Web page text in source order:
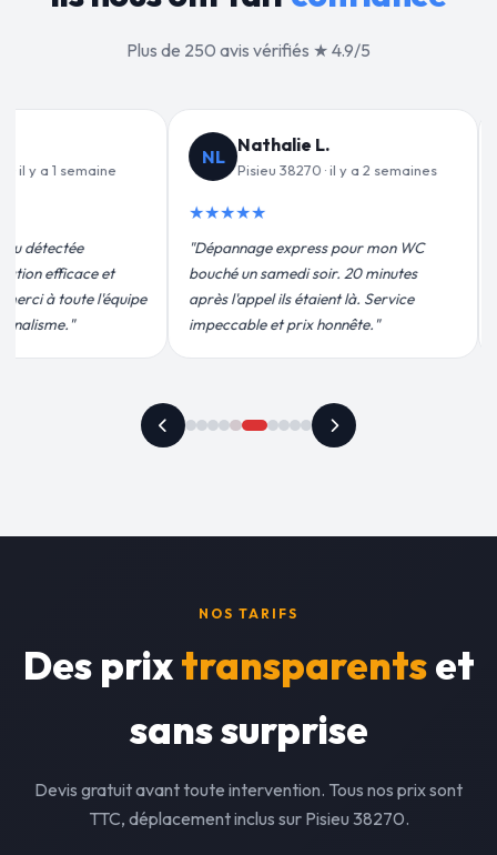
Plus de 250 avis vérifiés ★ 4.9/5
2 semaines
mon WC
minutes
Service
Jean-François C.
Pisieu 38270 · il y a 3 semaines
★★★★★
"Remplacement de mon chauffe-eau en
moins de 2h. Équipe très pro, devis
conforme, chantier propre. Je
recommande vivement."
NOS TARIFS
Des prixtransparentset
sans surprise
Devis gratuit avant toute intervention. Tous nos prix sont
TTC, déplacement inclus sur Pisieu 38270.